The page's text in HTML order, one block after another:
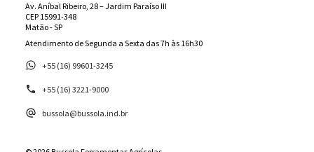
Av. Aníbal Ribeiro, 28 – Jardim Paraíso III
CEP 15991-348
Matão - SP
Atendimento de Segunda a Sexta das 7h às 16h30
+55 (16) 99601-3245
+55 (16) 3221-9000
bussola@bussola.ind.br